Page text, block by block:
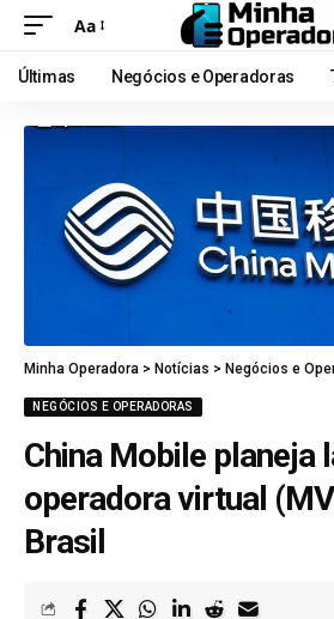
Aa
Últimas Negócios e Operadoras
Minha Operadora > Notícias > Negócios e
NEGÓCIOS E OPERADORAS
China Mobile planeja
operadora virtual
Brasil